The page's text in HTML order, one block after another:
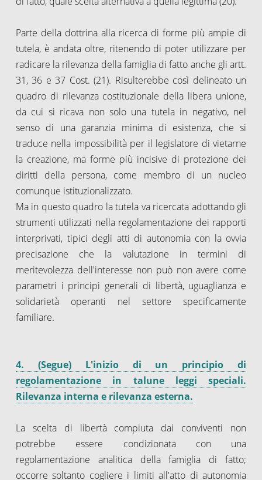
Parte della dottrina alla ricerca di forme più ampie di
tutela, è andata oltre, ritenendo di poter utilizzare per
radicare la rilevanza della famiglia di fatto anche gli artt.
31, 36 e 37 Cost. (21). Risulterebbe così delineato un
quadro di rilevanza costituzionale della libera unione,
da cui si ricava non solo una tutela in negativo, nel
senso di una garanzia minima di esistenza, che si
traduce nella impossibilità per il legislatore di vietarne
la creazione, ma forme più incisive di protezione dei
diritti della persona, come membro di un nucleo
comunque istituzionalizzato.
Ma in questo quadro la tutela va ricercata adottando gli
strumenti utilizzati nella regolamentazione dei rapporti
interprivati, tipici degli atti di autonomia con la ovvia
precisazione che la valutazione in termini di
meritevolezza dell'interesse non può non avere come
parametri i principi generali di libertà, uguaglianza e
solidarietà operanti nel settore specificamente
familiare.
4. (Segue) L'inizio di un principio di
regolamentazione in talune leggi speciali.
Rilevanza interna e rilevanza esterna.
La scelta di libertà compiuta dai conviventi non
potrebbe essere condizionata con una
regolamentazione analitica della famiglia di fatto;
occorre soltanto cogliere i limiti all'atto di autonomia